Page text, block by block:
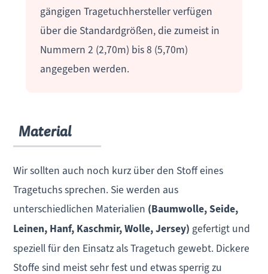
gängigen Tragetuchhersteller verfügen
über die Standardgrößen, die zumeist in
Nummern 2 (2,70m) bis 8 (5,70m)
angegeben werden.
Material
Wir sollten auch noch kurz über den Stoff eines
Tragetuchs sprechen. Sie werden aus
unterschiedlichen Materialien (Baumwolle, Seide,
Leinen, Hanf, Kaschmir, Wolle, Jersey) gefertigt und
speziell für den Einsatz als Tragetuch gewebt. Dickere
Stoffe sind meist sehr fest und etwas sperrig zu